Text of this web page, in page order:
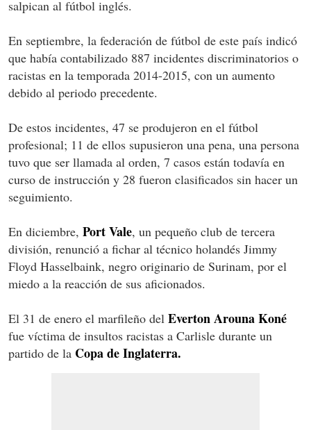
salpican al fútbol inglés.
En septiembre, la federación de fútbol de este país indicó
que había contabilizado 887 incidentes discriminatorios o
racistas en la temporada 2014-2015, con un aumento
debido al periodo precedente.
De estos incidentes, 47 se produjeron en el fútbol
profesional; 11 de ellos supusieron una pena, una persona
tuvo que ser llamada al orden, 7 casos están todavía en
curso de instrucción y 28 fueron clasificados sin hacer un
seguimiento.
En diciembre, Port Vale, un pequeño club de tercera
división, renunció a fichar al técnico holandés Jimmy
Floyd Hasselbaink, negro originario de Surinam, por el
miedo a la reacción de sus aficionados.
El 31 de enero el marfileño del Everton Arouna Koné
fue víctima de insultos racistas a Carlisle durante un
partido de la Copa de Inglaterra.